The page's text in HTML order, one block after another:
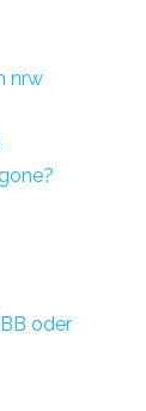
nrw
oder